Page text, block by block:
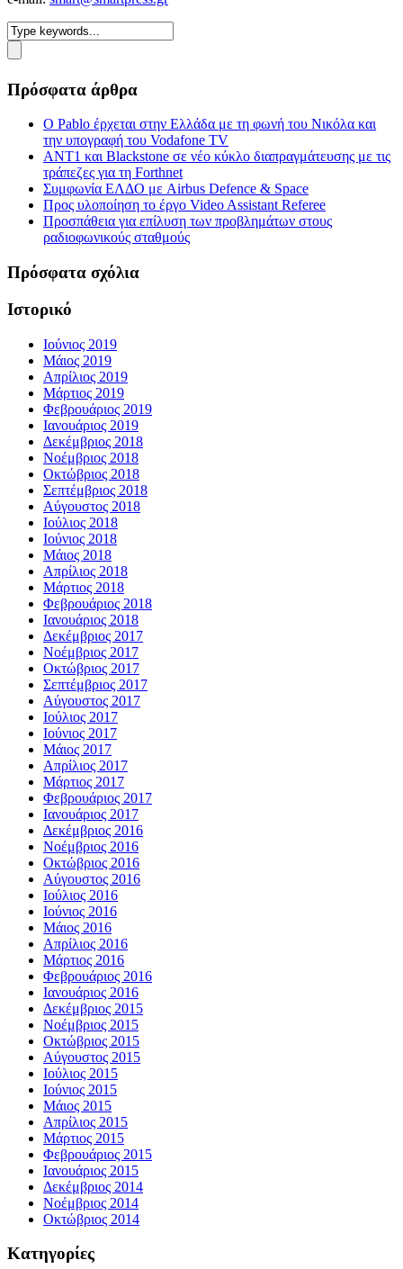
Πρόσφατα άρθρα
Ο Pablo έρχεται στην Ελλάδα με τη φωνή του Νικόλα και
την υπογραφή του Vodafone TV
ΑΝΤ1 και Blackstone σε νέο κύκλο διαπραγμάτευσης με τις
τράπεζες για τη Forthnet
Συμφωνία ΕΛΔΟ με Airbus Defence & Space
Προς υλοποίηση το έργο Video Assistant Referee
Προσπάθεια για επίλυση των προβλημάτων στους
ραδιοφωνικούς σταθμούς
Πρόσφατα σχόλια
Ιστορικό
Ιούνιος 2019
Μάιος 2019
Απρίλιος 2019
Μάρτιος 2019
Φεβρουάριος 2019
Ιανουάριος 2019
Δεκέμβριος 2018
Νοέμβριος 2018
Οκτώβριος 2018
Σεπτέμβριος 2018
Αύγουστος 2018
Ιούλιος 2018
Ιούνιος 2018
Μάιος 2018
Απρίλιος 2018
Μάρτιος 2018
Φεβρουάριος 2018
Ιανουάριος 2018
Δεκέμβριος 2017
Νοέμβριος 2017
Οκτώβριος 2017
Σεπτέμβριος 2017
Αύγουστος 2017
Ιούλιος 2017
Ιούνιος 2017
Μάιος 2017
Απρίλιος 2017
Μάρτιος 2017
Φεβρουάριος 2017
Ιανουάριος 2017
Δεκέμβριος 2016
Νοέμβριος 2016
Οκτώβριος 2016
Αύγουστος 2016
Ιούλιος 2016
Ιούνιος 2016
Μάιος 2016
Απρίλιος 2016
Μάρτιος 2016
Φεβρουάριος 2016
Ιανουάριος 2016
Δεκέμβριος 2015
Νοέμβριος 2015
Οκτώβριος 2015
Αύγουστος 2015
Ιούλιος 2015
Ιούνιος 2015
Μάιος 2015
Απρίλιος 2015
Μάρτιος 2015
Φεβρουάριος 2015
Ιανουάριος 2015
Δεκέμβριος 2014
Νοέμβριος 2014
Οκτώβριος 2014
Kατηγορίες